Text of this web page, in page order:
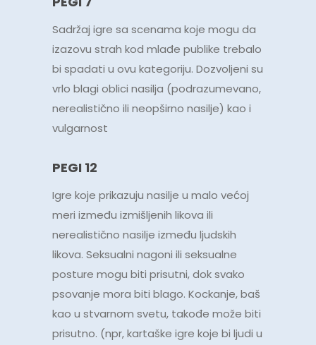
Sadržaj igre sa scenama koje mogu da
izazovu strah kod mlađe publike trebalo
bi spadati u ovu kategoriju. Dozvoljeni su
vrlo blagi oblici nasilja (podrazumevano,
nerealistično ili neopširno nasilje) kao i
vulgarnost
PEGI 12
Igre koje prikazuju nasilje u malo većoj
meri između izmišljenih likova ili
nerealistično nasilje između ljudskih
likova. Seksualni nagoni ili seksualne
posture mogu biti prisutni, dok svako
psovanje mora biti blago. Kockanje, baš
kao u stvarnom svetu, takođe može biti
prisutno. (npr, kartaške igre koje bi ljudi u